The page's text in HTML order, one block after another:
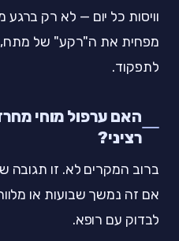
וויסות כל יום — לא רק ברגע
מפחית את ה"רקע" של מתח,
לתפקוד.
האם ערפול מוחי
רציני?
ברוב המקרים לא. זו
אם זה נמשך שבועות או
לבדוק עם רופא.